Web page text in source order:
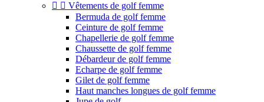
  Vêtements de golf femme
Bermuda de golf femme
Ceinture de golf femme
Chapellerie de golf femme
Chaussette de golf femme
Débardeur de golf femme
Echarpe de golf femme
Gilet de golf femme
Haut manches longues de golf femme